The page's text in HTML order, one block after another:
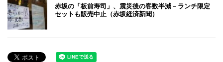
赤坂の「板前寿司」、震災後の客数半減－ランチ限定
セットも販売中止（赤坂経済新聞）